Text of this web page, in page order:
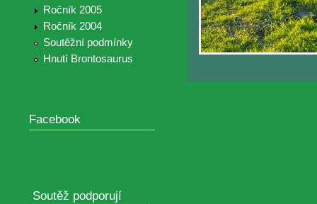
Ročník 2005
Ročník 2004
Soutěžní podmínky
Hnutí Brontosaurus
Facebook
Soutěž podporují